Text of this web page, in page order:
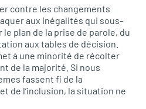
contre les changements
aux inégalités qui sous-
plan de la prise de parole, du
aux tables de décision.
à une minorité de récolter
de la majorité. Si nous
fassent fi de la
de l’inclusion, la situation ne